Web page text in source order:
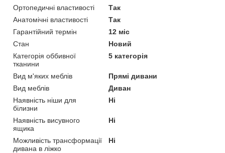
Ортопедичні властивості
Так
Анатомічні властивості
Так
Гарантійний термін
12 міс
Стан
Новий
Категорія оббивної
тканини
5 категорія
Вид м'яких меблів
Прямі дивани
Вид меблів
Диван
Наявність ніши для
білизни
Ні
Наявність висувного
ящика
Ні
Можливість трансформації
дивана в ліжко
Ні